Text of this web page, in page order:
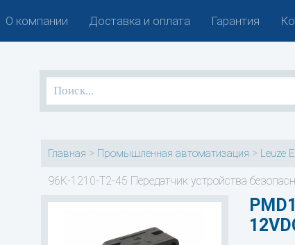
О компании Доставка и оплата Гарантия
Главная > Промышленная автоматизация > Leuze
96K-1210-T2-45 Передатчик устройства